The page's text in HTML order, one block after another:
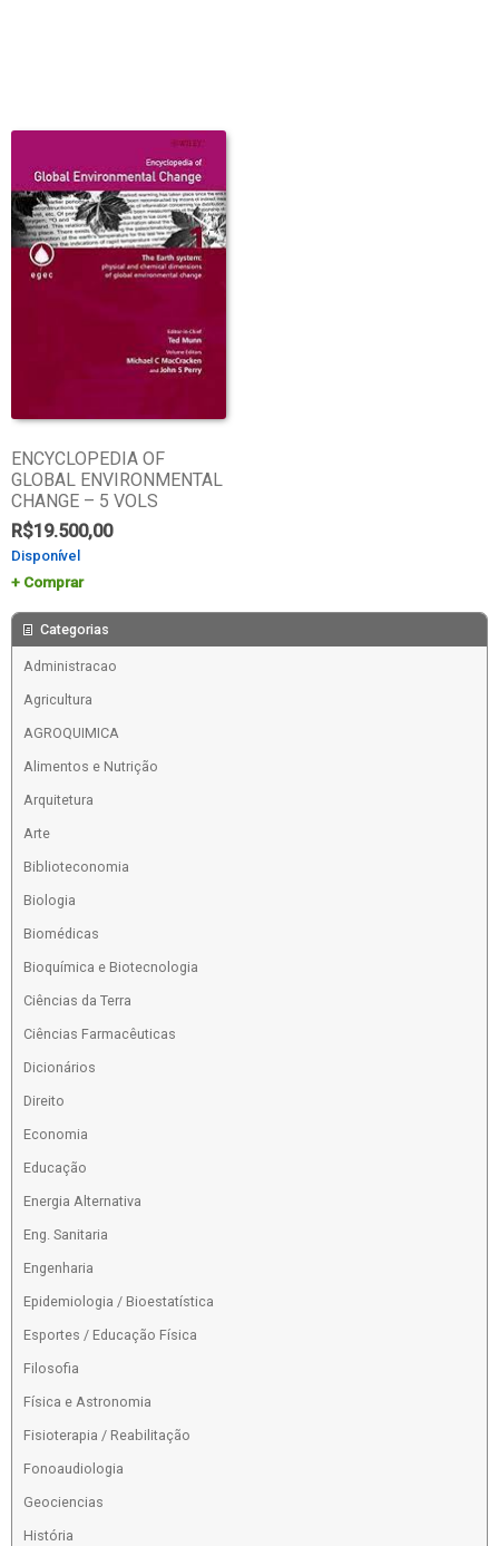
ENCYCLOPEDIA OF
GLOBAL ENVIRONMENTAL
CHANGE – 5 VOLS
R$19.500,00
Disponível
Comprar
Categorias
Administracao
Agricultura
AGROQUIMICA
Alimentos e Nutrição
Arquitetura
Arte
Biblioteconomia
Biologia
Biomédicas
Bioquímica e Biotecnologia
Ciências da Terra
Ciências Farmacêuticas
Dicionários
Direito
Economia
Educação
Energia Alternativa
Eng. Sanitaria
Engenharia
Epidemiologia / Bioestatística
Esportes / Educação Física
Filosofia
Física e Astronomia
Fisioterapia / Reabilitação
Fonoaudiologia
Geociencias
História